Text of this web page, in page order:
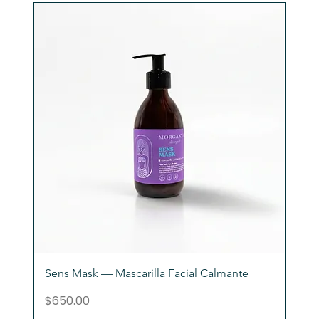
Sens Mask — Mascarilla Facial Calmante
Precio
$650.00